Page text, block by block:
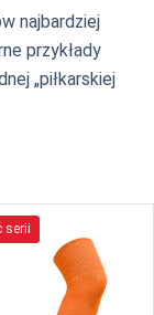
najbardziej
przykłady
„piłkarskiej
serii